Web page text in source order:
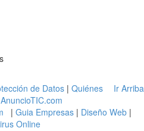
Ir Arriba
de Datos| Quiénes
| Guia Empresas | Diseño Web |
Online